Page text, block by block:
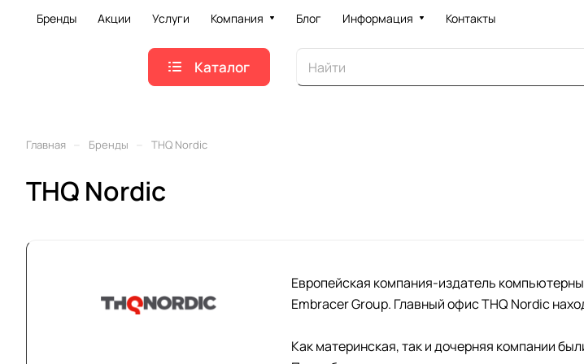
Бренды Акции Услуги Компания Блог Информация Контакты
Каталог
Главная Бренды THQ Nordic
THQ Nordic
Европейская компания-издатель
Embracer Group. Главный офис THQ Nordic
Как материнская, так и дочерняя компании